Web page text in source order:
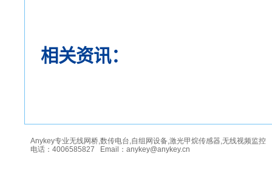
相关资讯：
Anykey专业无线网桥,数传电台,自组网设备,激光甲烷传感器,无线视频监控
电话：4006585827 Email：anykey@anykey.cn